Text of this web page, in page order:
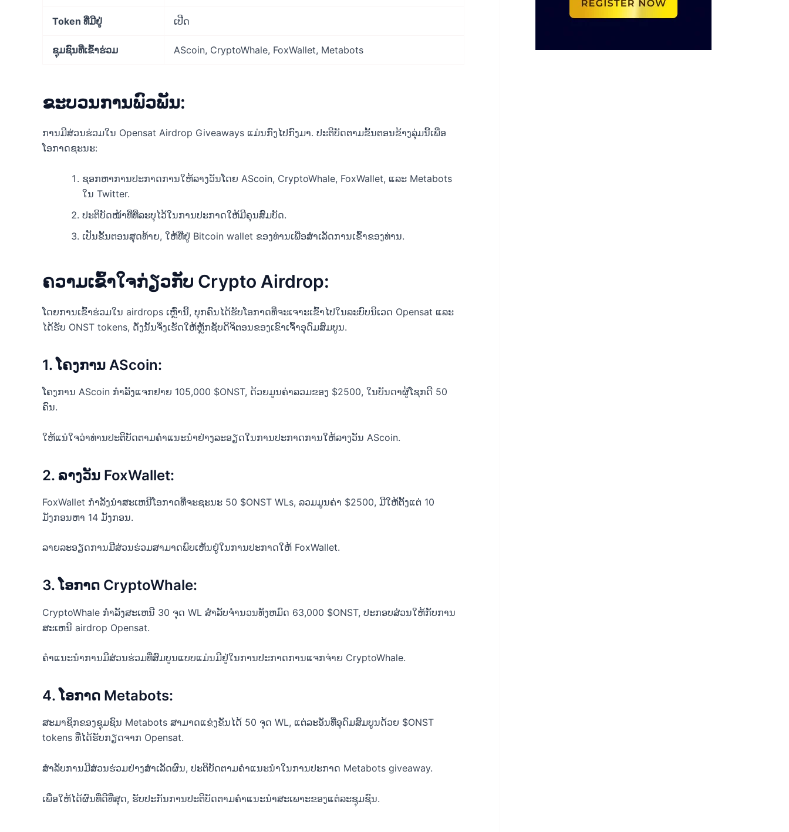
Token ທີ່ມີຢູ່ ເປີດ
ຊຸມຊົນທີ່ເຂົ້າຮ່ວມ AScoin, CryptoWhale, FoxWallet, Metabots
ຂະບວນການພົວພັນ:
ການມີສ່ວນຮ່ວມໃນ Opensat Airdrop Giveaways ແມ່ນກົງໄປກົງມາ. ປະຕິບັດຕາມຂັ້ນຕອນຂ້າງລຸ່ມນີ້ເພື່ອ
ໂອກາດຊະນະ:
ຊອກຫາການປະກາດການໃຫ້ລາງວັນໂດຍ AScoin, CryptoWhale, FoxWallet, ແລະ Metabots
ໃນ Twitter.
ປະຕິບັດ​ໜ້າ​ທີ່​ທີ່​ລະບຸ​ໄວ້​ໃນ​ການ​ປະກາດ​ໃຫ້​ມີ​ຄຸນສົມບັດ.
ເປັນຂັ້ນຕອນສຸດທ້າຍ, ໃຫ້ທີ່ຢູ່ Bitcoin wallet ຂອງທ່ານເພື່ອສໍາເລັດການເຂົ້າຂອງທ່ານ.
ຄວາມເຂົ້າໃຈກ່ຽວກັບ Crypto Airdrop:
ໂດຍການເຂົ້າຮ່ວມໃນ airdrops ເຫຼົ່ານີ້, ບຸກຄົນໄດ້ຮັບໂອກາດທີ່ຈະເຈາະເຂົ້າໄປໃນລະບົບນິເວດ Opensat ແລະ
ໄດ້ຮັບ ONST tokens, ດັ່ງນັ້ນຈຶ່ງເຮັດໃຫ້ຫຼັກຊັບດິຈິຕອນຂອງເຂົາເຈົ້າອຸດົມສົມບູນ.
1. ໂຄງການ AScoin:
ໂຄງການ AScoin ກໍາລັງແຈກຢາຍ 105,000 $ONST, ດ້ວຍມູນຄ່າລວມຂອງ $2500, ໃນບັນດາຜູ້ໂຊກດີ 50
ຄົນ.
ໃຫ້ແນ່ໃຈວ່າທ່ານປະຕິບັດຕາມຄໍາແນະນໍາຢ່າງລະອຽດໃນການປະກາດການໃຫ້ລາງວັນ AScoin.
2. ລາງວັນ FoxWallet:
FoxWallet ກໍາລັງນໍາສະເຫນີໂອກາດທີ່ຈະຊະນະ 50 $ONST WLs, ລວມມູນຄ່າ $2500, ມີໃຫ້ຕັ້ງແຕ່ 10
ມັງກອນຫາ 14 ມັງກອນ.
ລາຍ​ລະ​ອຽດ​ການ​ມີ​ສ່ວນ​ຮ່ວມ​ສາ​ມາດ​ພົບ​ເຫັນ​ຢູ່​ໃນ​ການ​ປະ​ກາດ​ໃຫ້ FoxWallet​.
3. ໂອກາດ CryptoWhale:
CryptoWhale ກໍາລັງສະເຫນີ 30 ຈຸດ WL ສໍາລັບຈໍານວນທັງຫມົດ 63,000 $ONST, ປະກອບສ່ວນໃຫ້ກັບການ
ສະເຫນີ airdrop Opensat.
ຄໍາແນະນໍາການມີສ່ວນຮ່ວມທີ່ສົມບູນແບບແມ່ນມີຢູ່ໃນການປະກາດການແຈກຈ່າຍ CryptoWhale.
4. ໂອກາດ Metabots:
ສະມາຊິກຂອງຊຸມຊົນ Metabots ສາມາດແຂ່ງຂັນໄດ້ 50 ຈຸດ WL, ແຕ່ລະອັນທີ່ອຸດົມສົມບູນດ້ວຍ $ONST
tokens ທີ່ໄດ້ຮັບກຽດຈາກ Opensat.
ສໍາລັບການມີສ່ວນຮ່ວມຢ່າງສໍາເລັດຜົນ, ປະຕິບັດຕາມຄໍາແນະນໍາໃນການປະກາດ Metabots giveaway.
ເພື່ອໃຫ້ໄດ້ຜົນທີ່ດີທີ່ສຸດ, ຮັບປະກັນການປະຕິບັດຕາມຄໍາແນະນໍາສະເພາະຂອງແຕ່ລະຊຸມຊົນ.